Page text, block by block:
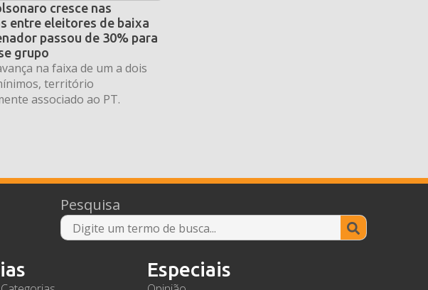
cresce nas
entre eleitores de baixa
passou de 30% para
grupo
na faixa de um a dois
território
associado ao PT.
Pesquisa
Search
for:
Especiais